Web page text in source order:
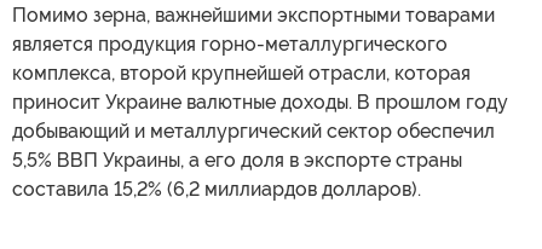
Помимо зерна, важнейшими экспортными товарами
является продукция горно-металлургического
комплекса, второй крупнейшей отрасли, которая
приносит Украине валютные доходы. В прошлом году
добывающий и металлургический сектор обеспечил
5,5% ВВП Украины, а его доля в экспорте страны
составила 15,2% (6,2 миллиардов долларов).